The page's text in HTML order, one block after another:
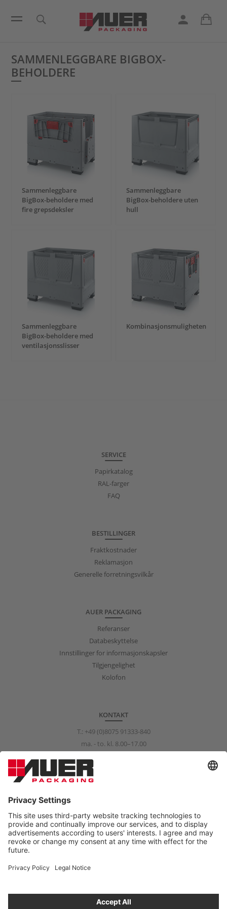
SAMMENLEGGBARE BIGBOX-
BEHOLDERE
Sammenleggbare
BigBox-beholdere med
fire grepsdeksler
Sammenleggbare
BigBox-beholdere uten
hull
Sammenleggbare
BigBox-beholdere med
ventilasjonsslisser
Kombinasjonsmuligheten
SERVICE
Papirkatalog
RAL-farger
FAQ
BESTILLINGER
Fraktkostnader
Reklamasjon
Generelle forretningsvilkår
AUER PACKAGING
Referanser
Databeskyttelse
Innstillinger for informasjonskapsler
Tilgjengelighet
Kolofon
KONTAKT
T.: +49 (0)8075 91333-840
ma. - to. kl. 8.00–17.00
info@auer-packaging.com
Du kjøper nå som bedriftskunde. I butikken for privatkunder er alle